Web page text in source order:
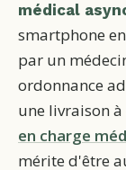
médical
smartphone
par un
ordonnance
une livraison
en charge
mérite d'être